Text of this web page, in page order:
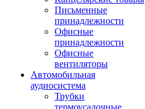
Письменные
принадлежности
Офисные
принадлежности
Офисные
вентиляторы
Автомобильная
аудиосистема
Трубки
термоусадочные